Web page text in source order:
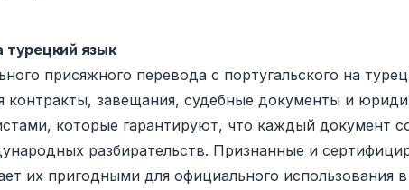
турецкий язык
присяжного перевода с португальского на
завещания, судебные документы и
которые гарантируют, что каждый документ
разбирательств. Признанные и
их пригодными для официального